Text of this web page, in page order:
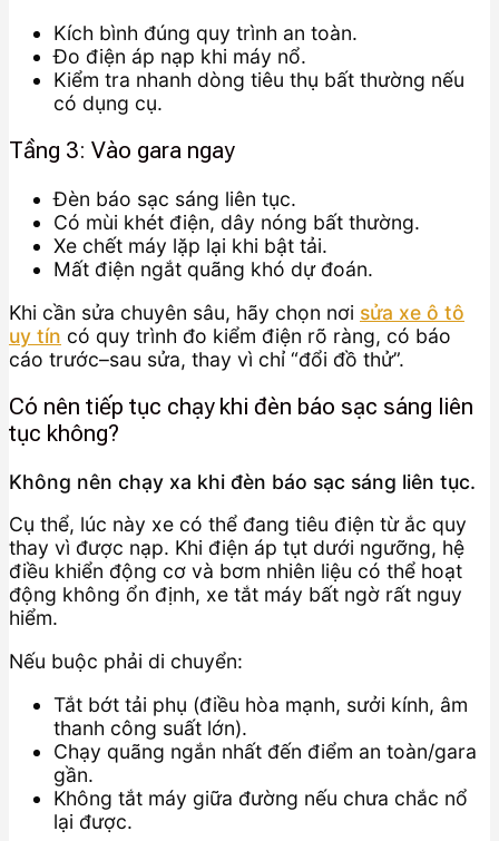
Kích bình đúng quy trình an toàn.
Đo điện áp nạp khi máy nổ.
Kiểm tra nhanh dòng tiêu thụ bất thường nếu
có dụng cụ.
Tầng 3: Vào gara ngay
Đèn báo sạc sáng liên tục.
Có mùi khét điện, dây nóng bất thường.
Xe chết máy lặp lại khi bật tải.
Mất điện ngắt quãng khó dự đoán.
Khi cần sửa chuyên sâu, hãy chọn nơi sửa xe ô tô
uy tín có quy trình đo kiểm điện rõ ràng, có báo
cáo trước–sau sửa, thay vì chỉ “đổi đồ thử”.
Có nên tiếp tục chạy khi đèn báo sạc sáng liên
tục không?
Không nên chạy xa khi đèn báo sạc sáng liên tục.
Cụ thể, lúc này xe có thể đang tiêu điện từ ắc quy
thay vì được nạp. Khi điện áp tụt dưới ngưỡng, hệ
điều khiển động cơ và bơm nhiên liệu có thể hoạt
động không ổn định, xe tắt máy bất ngờ rất nguy
hiểm.
Nếu buộc phải di chuyển:
Tắt bớt tải phụ (điều hòa mạnh, sưởi kính, âm
thanh công suất lớn).
Chạy quãng ngắn nhất đến điểm an toàn/gara
gần.
Không tắt máy giữa đường nếu chưa chắc nổ
lại được.